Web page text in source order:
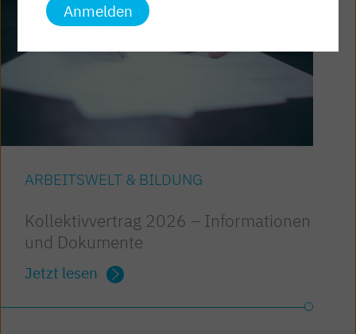
ARBEITSWELT & BILDUNG
Kollektivvertrag 2026 – Informationen
und Dokumente
Jetzt lesen
Anmelden